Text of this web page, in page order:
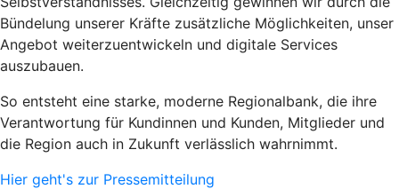
Bündelung unserer Kräfte zusätzliche Möglichkeiten, unser
Angebot weiterzuentwickeln und digitale Services
auszubauen.
So entsteht eine starke, moderne Regionalbank, die ihre
Verantwortung für Kundinnen und Kunden, Mitglieder und
die Region auch in Zukunft verlässlich wahrnimmt.
Hier geht's zur Pressemitteilung